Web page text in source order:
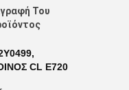
Του
,
CL E720